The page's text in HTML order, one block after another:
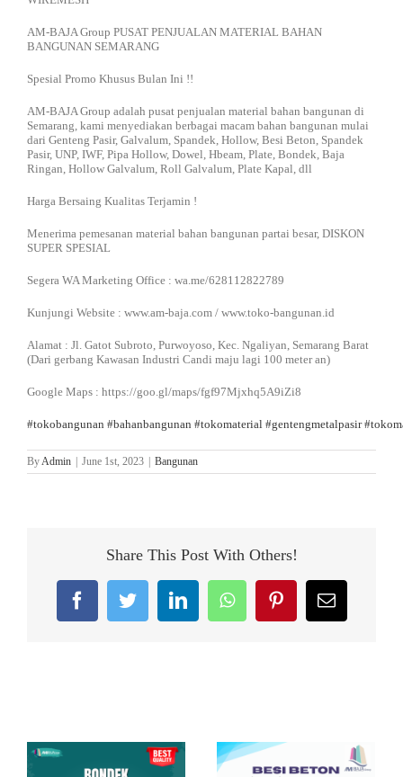
AM-BAJA Group PUSAT PENJUALAN MATERIAL BAHAN
BANGUNAN SEMARANG
Spesial Promo Khusus Bulan Ini !!
AM-BAJA Group adalah pusat penjualan material bahan bangunan di
Semarang, kami menyediakan berbagai macam bahan bangunan mulai
dari Genteng Pasir, Galvalum, Spandek, Hollow, Besi Beton, Spandek
Pasir, UNP, IWF, Pipa Hollow, Dowel, Hbeam, Plate, Bondek, Baja
Ringan, Hollow Galvalum, Roll Galvalum, Plate Kapal, dll
Harga Bersaing Kualitas Terjamin !
Menerima pemesanan material bahan bangunan partai besar, DISKON
SUPER SPESIAL
Segera WA Marketing Office : wa.me/628112822789
Kunjungi Website : www.am-baja.com / www.toko-bangunan.id
Alamat : Jl. Gatot Subroto, Purwoyoso, Kec. Ngaliyan, Semarang Barat
(Dari gerbang Kawasan Industri Candi maju lagi 100 meter an)
Google Maps : https://goo.gl/maps/fgf97Mjxhq5A9iZi8
#tokobangunan #bahanbangunan #tokomaterial #gentengmetalpasir
ByAdmin June 1st, 2023 Bangunan
Share This Post With Others!
FacebookTwitterLinkedInWhatsAppPinterestEmail